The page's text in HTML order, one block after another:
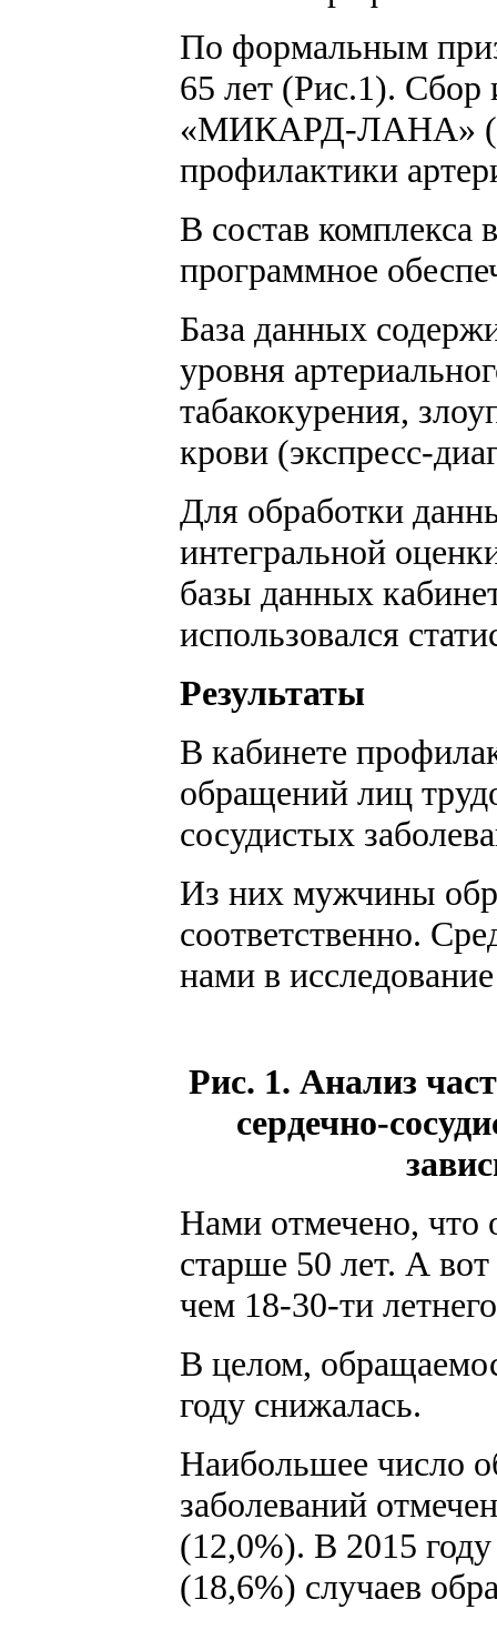
По формальным
65 лет (Рис.1).
«МИКАРД-ЛАНА»
профилактики
В состав комплекса
программное
База данных
уровня
табакокурения,
крови (экспресс-
Для обработки
интегральной
базы данных
использовался
Результаты
В кабинете
обращений лиц
сосудистых
Из них мужчины
соответственно.
нами в
Рис. 1. Анализ
сердечно-
Нами отмечено, что
старше 50 лет. А
чем 18-30-ти
В целом,
году снижалась.
Наибольшее число
заболеваний
(12,0%). В 2015
(18,6%) случаев